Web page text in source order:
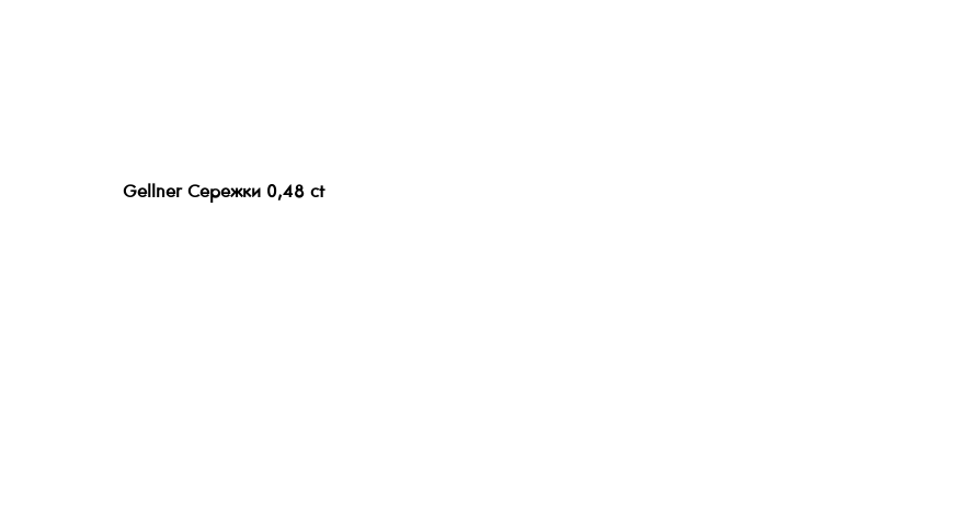
Gellner Сережки 0,48 ct